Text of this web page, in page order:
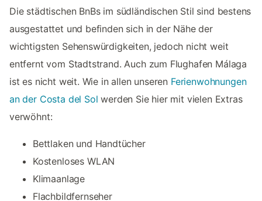
Die städtischen BnBs im südländischen Stil sind bestens
ausgestattet und befinden sich in der Nähe der
wichtigsten Sehenswürdigkeiten, jedoch nicht weit
entfernt vom Stadtstrand. Auch zum Flughafen Málaga
ist es nicht weit. Wie in allen unseren Ferienwohnungen
an der Costa del Sol werden Sie hier mit vielen Extras
verwöhnt:
Bettlaken und Handtücher
Kostenloses WLAN
Klimaanlage
Flachbildfernseher